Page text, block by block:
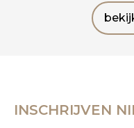
INSCHRIJVEN